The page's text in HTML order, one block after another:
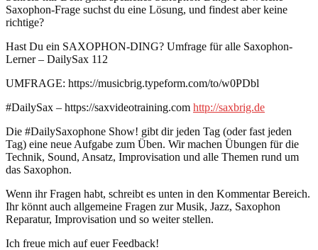
Saxophon-Frage suchst du eine Lösung, und findest aber keine
richtige?
Hast Du ein SAXOPHON-DING? Umfrage für alle Saxophon-
Lerner – DailySax 112
UMFRAGE: https://musicbrig.typeform.com/to/w0PDbl
#DailySax – https://saxvideotraining.com http://saxbrig.de
Die #DailySaxophone Show! gibt dir jeden Tag (oder fast jeden
Tag) eine neue Aufgabe zum Üben. Wir machen Übungen für die
Technik, Sound, Ansatz, Improvisation und alle Themen rund um
das Saxophon.
Wenn ihr Fragen habt, schreibt es unten in den Kommentar Bereich.
Ihr könnt auch allgemeine Fragen zur Musik, Jazz, Saxophon
Reparatur, Improvisation und so weiter stellen.
Ich freue mich auf euer Feedback!